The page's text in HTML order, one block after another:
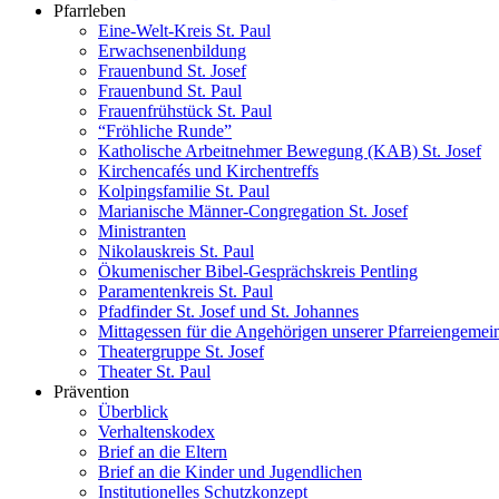
Pfarrleben
Eine-Welt-Kreis St. Paul
Erwachsenenbildung
Frauenbund St. Josef
Frauenbund St. Paul
Frauenfrühstück St. Paul
“Fröhliche Runde”
Katholische Arbeitnehmer Bewegung (KAB) St. Josef
Kirchencafés und Kirchentreffs
Kolpingsfamilie St. Paul
Marianische Männer-Congregation St. Josef
Ministranten
Nikolauskreis St. Paul
Ökumenischer Bibel-Gesprächskreis Pentling
Paramentenkreis St. Paul
Pfadfinder St. Josef und St. Johannes
Mittagessen für die Angehörigen unserer
Theatergruppe St. Josef
Theater St. Paul
Prävention
Überblick
Verhaltenskodex
Brief an die Eltern
Brief an die Kinder und Jugendlichen
Institutionelles Schutzkonzept